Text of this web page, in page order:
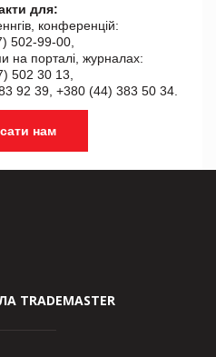
для:
конференцій:
502-99-00,
на порталі, журналах:
502 30 13,
92 39, +380 (44) 383 50 34.
нам
TRADEMASTER